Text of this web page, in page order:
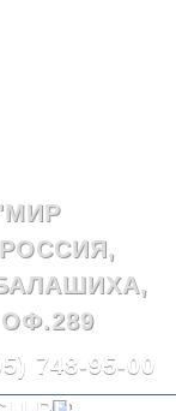
РОССИЯ,
748-95-00